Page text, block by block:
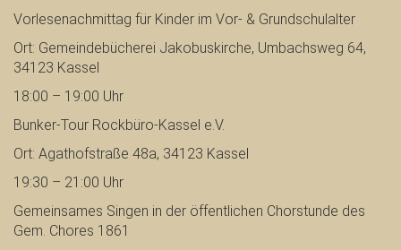
Vorlesenachmittag für Kinder im Vor- & Grundschulalter
Ort: Gemeindebücherei Jakobuskirche, Umbachsweg 64,
34123 Kassel
18:00 – 19:00 Uhr
Bunker-Tour Rockbüro-Kassel e.V.
Ort: Agathofstraße 48a, 34123 Kassel
19:30 – 21:00 Uhr
Gemeinsames Singen in der öffentlichen Chorstunde des
Gem. Chores 1861